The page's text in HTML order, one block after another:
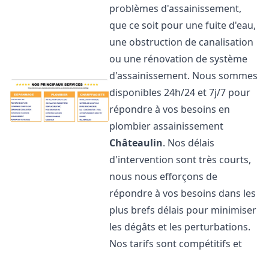
problèmes d'assainissement,
que ce soit pour une fuite d'eau,
une obstruction de canalisation
ou une rénovation de système
d'assainissement. Nous sommes
disponibles 24h/24 et 7j/7 pour
répondre à vos besoins en
plombier assainissement
Châteaulin. Nos délais
d'intervention sont très courts,
nous nous efforçons de
répondre à vos besoins dans les
plus brefs délais pour minimiser
les dégâts et les perturbations.
Nos tarifs sont compétitifs et